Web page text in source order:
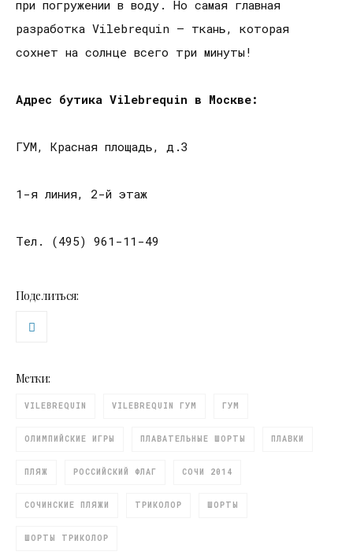
при погружении в воду. Но самая главная
разработка Vilebrequin – ткань, которая
сохнет на солнце всего три минуты!
Адрес бутика Vilebrequin в Москве:
ГУМ, Красная площадь, д.3
1-я линия, 2-й этаж
Тел. (495) 961-11-49
Поделиться:
Метки:
VILEBREQUIN VILEBREQUIN ГУМ ГУМ
ОЛИМПИЙСКИЕ ИГРЫ ПЛАВАТЕЛЬНЫЕ ШОРТЫ ПЛАВКИ
ПЛЯЖ РОССИЙСКИЙ ФЛАГ СОЧИ 2014
СОЧИНСКИЕ ПЛЯЖИ ТРИКОЛОР ШОРТЫ
ШОРТЫ ТРИКОЛОР